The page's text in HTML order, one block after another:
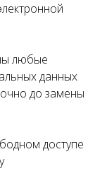
любые
данных
до замены
доступе